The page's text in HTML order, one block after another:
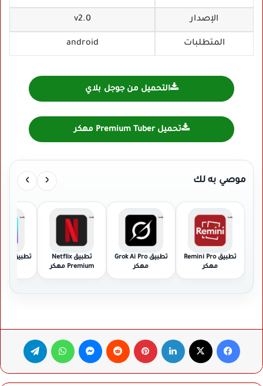
الإصدار v2.0
المتطلبات android
التحميل من جوجل بلاي
تحميل Premium Tuber مهكر
موصي به لك ‹
›
تطبيق Remini Pro
مهكر
تطبيق Grok Ai Pro
مهكر
تطبيق Netflix
Premium مهكر
تطبيق Picsart مهكر
فيسبوك لينكدإن بينتيريست ماسنجر واتساب